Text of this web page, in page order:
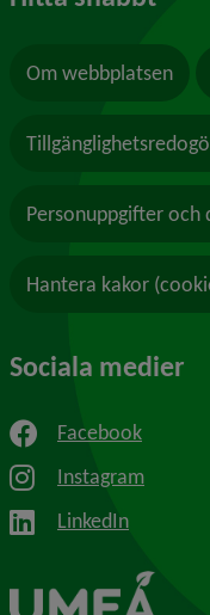
Om webbplatsen
Personuppgifter och
Hantera kakor
Sociala medier
Facebook
Instagram
LinkedIn